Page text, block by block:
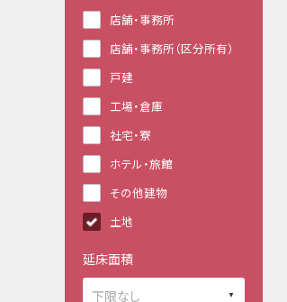
店舗・事務所
店舗・事務所（区分所有）
戸建
工場・倉庫
社宅・寮
ホテル・旅館
その他建物
土地
延床面積